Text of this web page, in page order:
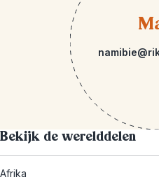
Bekijk de werelddelen
Afrika